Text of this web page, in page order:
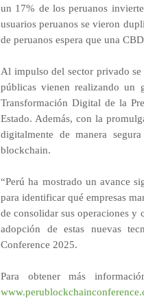
un 17% de los peruanos
usuarios peruanos se vieron
de peruanos espera que una
Al impulso del sector privado
públicas vienen realizando un
Transformación Digital de la
Estado. Además, con la
digitalmente de manera
blockchain.
“Perú ha mostrado un avance
para identificar qué empresas
de consolidar sus operaciones y
adopción de estas nuevas
Conference 2025.
Para obtener más